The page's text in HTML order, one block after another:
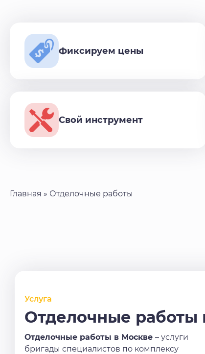
Фиксируем цены
Свой инструмент
Главная » Отделочные работы
Услуга
Отделочные работы
Отделочные работы в Москве – услуги
бригады специалистов по комплексу